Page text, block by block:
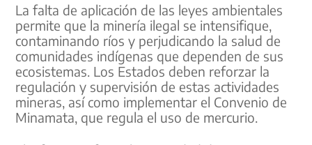
La falta de aplicación de las leyes ambientales
permite que la minería ilegal se intensifique,
contaminando ríos y perjudicando la salud de
comunidades indígenas que dependen de sus
ecosistemas. Los Estados deben reforzar la
regulación y supervisión de estas actividades
mineras, así como implementar el Convenio de
Minamata, que regula el uso de mercurio.